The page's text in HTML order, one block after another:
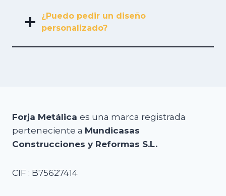
¿Puedo pedir un diseño
personalizado?
Forja Metálica es una marca registrada
perteneciente a Mundicasas
Construcciones y Reformas S.L.
CIF : B75627414